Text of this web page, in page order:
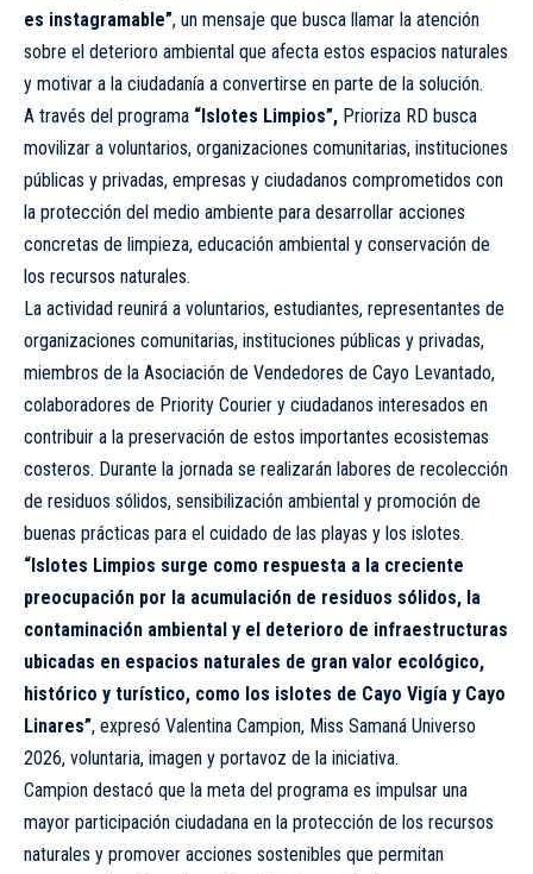
es instagramable”, un mensaje que busca llamar la atención
sobre el deterioro ambiental que afecta estos espacios naturales
y motivar a la ciudadanía a convertirse en parte de la solución.
A través del programa “Islotes Limpios”, Prioriza RD busca
movilizar a voluntarios, organizaciones comunitarias, instituciones
públicas y privadas, empresas y ciudadanos comprometidos con
la protección del medio ambiente para desarrollar acciones
concretas de limpieza, educación ambiental y conservación de
los recursos naturales.
La actividad reunirá a voluntarios, estudiantes, representantes de
organizaciones comunitarias, instituciones públicas y privadas,
miembros de la Asociación de Vendedores de Cayo Levantado,
colaboradores de Priority Courier y ciudadanos interesados en
contribuir a la preservación de estos importantes ecosistemas
costeros. Durante la jornada se realizarán labores de recolección
de residuos sólidos, sensibilización ambiental y promoción de
buenas prácticas para el cuidado de las playas y los islotes.
“Islotes Limpios surge como respuesta a la creciente
preocupación por la acumulación de residuos sólidos, la
contaminación ambiental y el deterioro de infraestructuras
ubicadas en espacios naturales de gran valor ecológico,
histórico y turístico, como los islotes de Cayo Vigía y Cayo
Linares”, expresó Valentina Campion, Miss Samaná Universo
2026, voluntaria, imagen y portavoz de la iniciativa.
Campion destacó que la meta del programa es impulsar una
mayor participación ciudadana en la protección de los recursos
naturales y promover acciones sostenibles que permitan